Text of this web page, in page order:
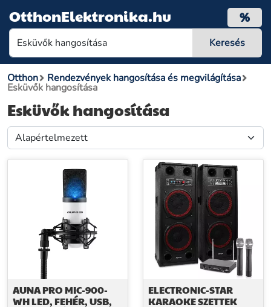
OtthonElektronika.hu %
Otthon Rendezvények hangosítása és megvilágítása
Esküvők hangosítása
Esküvők hangosítása
AUNA PRO MIC-900-
WH LED, FEHÉR, USB,
ELECTRONIC-STAR
KARAOKE SZETTEK